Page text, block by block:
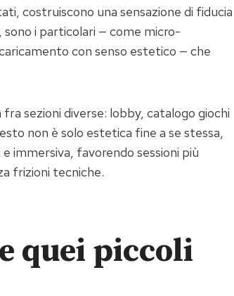
costruiscono una sensazione di fiducia
sono i particolari — come micro-
con senso estetico — che
sezioni diverse: lobby, catalogo giochi
non è solo estetica fine a se stessa,
immersiva, favorendo sessioni più
frizioni tecniche.
quei piccoli